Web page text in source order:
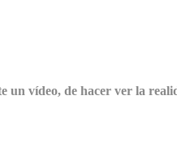
vídeo, de hacer ver la